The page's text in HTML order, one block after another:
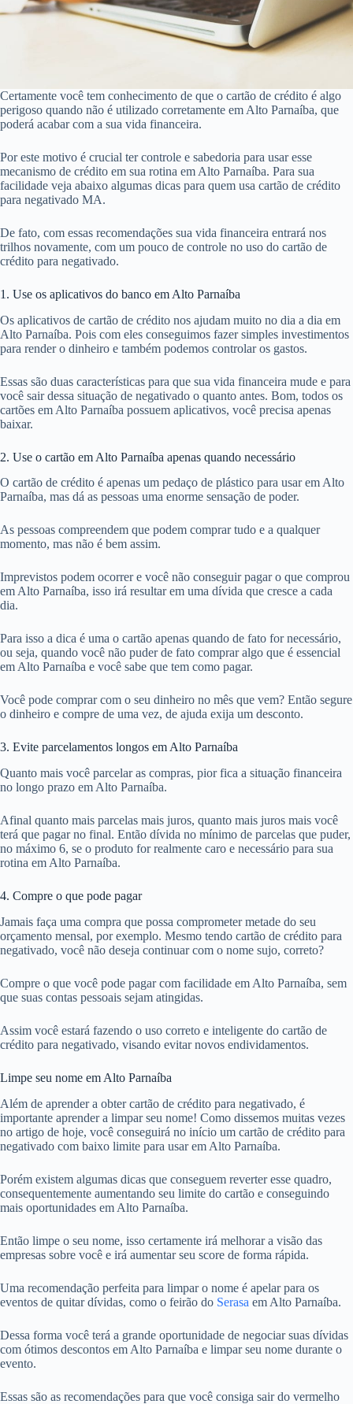
Certamente você tem conhecimento de que o cartão de crédito é algo
perigoso quando não é utilizado corretamente em Alto Parnaíba, que
poderá acabar com a sua vida financeira.
Por este motivo é crucial ter controle e sabedoria para usar esse
mecanismo de crédito em sua rotina em Alto Parnaíba. Para sua
facilidade veja abaixo algumas dicas para quem usa cartão de crédito
para negativado MA.
De fato, com essas recomendações sua vida financeira entrará nos
trilhos novamente, com um pouco de controle no uso do cartão de
crédito para negativado.
1. Use os aplicativos do banco em Alto Parnaíba
Os aplicativos de cartão de crédito nos ajudam muito no dia a dia em
Alto Parnaíba. Pois com eles conseguimos fazer simples investimentos
para render o dinheiro e também podemos controlar os gastos.
Essas são duas características para que sua vida financeira mude e para
você sair dessa situação de negativado o quanto antes. Bom, todos os
cartões em Alto Parnaíba possuem aplicativos, você precisa apenas
baixar.
2. Use o cartão em Alto Parnaíba apenas quando necessário
O cartão de crédito é apenas um pedaço de plástico para usar em Alto
Parnaíba, mas dá as pessoas uma enorme sensação de poder.
As pessoas compreendem que podem comprar tudo e a qualquer
momento, mas não é bem assim.
Imprevistos podem ocorrer e você não conseguir pagar o que comprou
em Alto Parnaíba, isso irá resultar em uma dívida que cresce a cada
dia.
Para isso a dica é uma o cartão apenas quando de fato for necessário,
ou seja, quando você não puder de fato comprar algo que é essencial
em Alto Parnaíba e você sabe que tem como pagar.
Você pode comprar com o seu dinheiro no mês que vem? Então segure
o dinheiro e compre de uma vez, de ajuda exija um desconto.
3. Evite parcelamentos longos em Alto Parnaíba
Quanto mais você parcelar as compras, pior fica a situação financeira
no longo prazo em Alto Parnaíba.
Afinal quanto mais parcelas mais juros, quanto mais juros mais você
terá que pagar no final. Então dívida no mínimo de parcelas que puder,
no máximo 6, se o produto for realmente caro e necessário para sua
rotina em Alto Parnaíba.
4. Compre o que pode pagar
Jamais faça uma compra que possa comprometer metade do seu
orçamento mensal, por exemplo. Mesmo tendo cartão de crédito para
negativado, você não deseja continuar com o nome sujo, correto?
Compre o que você pode pagar com facilidade em Alto Parnaíba, sem
que suas contas pessoais sejam atingidas.
Assim você estará fazendo o uso correto e inteligente do cartão de
crédito para negativado, visando evitar novos endividamentos.
Limpe seu nome em Alto Parnaíba
Além de aprender a obter cartão de crédito para negativado, é
importante aprender a limpar seu nome! Como dissemos muitas vezes
no artigo de hoje, você conseguirá no início um cartão de crédito para
negativado com baixo limite para usar em Alto Parnaíba.
Porém existem algumas dicas que conseguem reverter esse quadro,
consequentemente aumentando seu limite do cartão e conseguindo
mais oportunidades em Alto Parnaíba.
Então limpe o seu nome, isso certamente irá melhorar a visão das
empresas sobre você e irá aumentar seu score de forma rápida.
Uma recomendação perfeita para limpar o nome é apelar para os
eventos de quitar dívidas, como o feirão do Serasa em Alto Parnaíba.
Dessa forma você terá a grande oportunidade de negociar suas dívidas
com ótimos descontos em Alto Parnaíba e limpar seu nome durante o
evento.
Essas são as recomendações para que você consiga sair do vermelho